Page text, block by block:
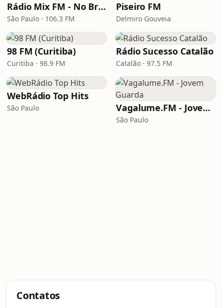
Rádio Mix FM - No Break
São Paulo · 106.3 FM
Piseiro FM
Delmiro Gouveia
98 FM (Curitiba)
Curitiba · 98.9 FM
Rádio Sucesso Catalão
Catalão · 97.5 FM
WebRádio Top Hits
São Paulo Vagalume.FM - Jovem Guarda
São Paulo
Contatos